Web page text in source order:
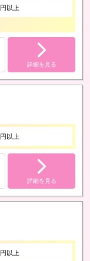
円以上
詳細を見る
円以上
詳細を見る
円以上